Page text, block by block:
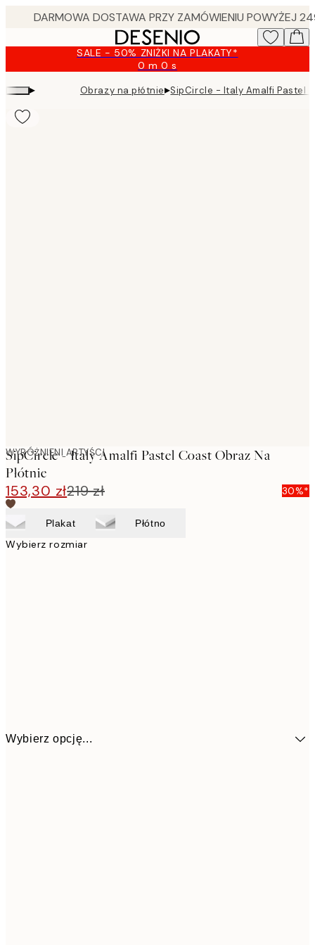
SALE - 50% ZNIŻKI NA PLAKATY*
0 m0 s
Ważny
do:
2026-
▸ Obrazy na płótnie▸SipCircle - Italy Amalfi Pastel
WYRÓŻNIENI ARTYŚCI
SipCircle - Italy Amalfi Pastel Coast Obraz Na
Płótnie
153,30 zł219 zł 30%*
Plakat Płótno
Wybierz rozmiar
Wybierz opcję...